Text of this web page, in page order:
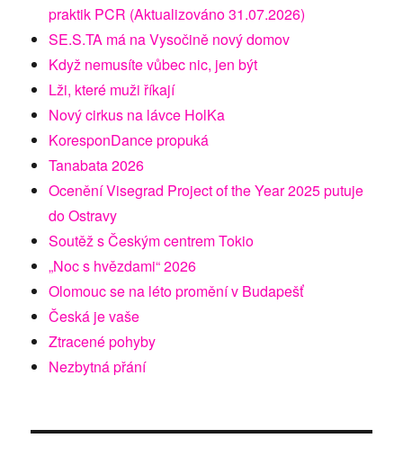
praktik PCR (Aktualizováno 31.07.2026)
SE.S.TA má na Vysočině nový domov
Když nemusíte vůbec nic, jen být
Lži, které muži říkají
Nový cirkus na lávce HolKa
KoresponDance propuká
Tanabata 2026
Ocenění Visegrad Project of the Year 2025 putuje
do Ostravy
Soutěž s Českým centrem Tokio
„Noc s hvězdami“ 2026
Olomouc se na léto promění v Budapešť
Česká je vaše
Ztracené pohyby
Nezbytná přání